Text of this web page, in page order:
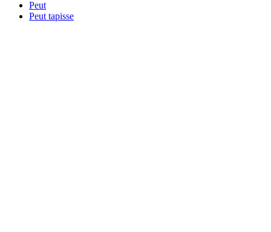
Peut
Peut tapisse